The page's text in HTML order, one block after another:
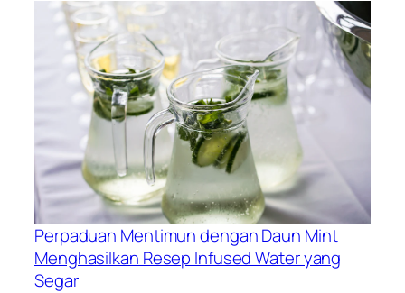
Perpaduan Mentimun dengan Daun Mint
Menghasilkan Resep Infused Water yang
Segar